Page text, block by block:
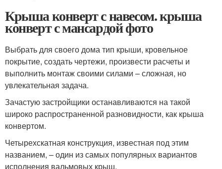
Крыша конверт с навесом. крыша
конверт с мансардой фото
Выбрать для своего дома тип крыши, кровельное
покрытие, создать чертежи, произвести расчеты и
выполнить монтаж своими силами – сложная, но
увлекательная задача.
Зачастую застройщики останавливаются на такой
широко распространенной разновидности, как крыша
конвертом.
Четырехскатная конструкция, известная под этим
названием, – один из самых популярных вариантов
исполнения вальмовых крыш.